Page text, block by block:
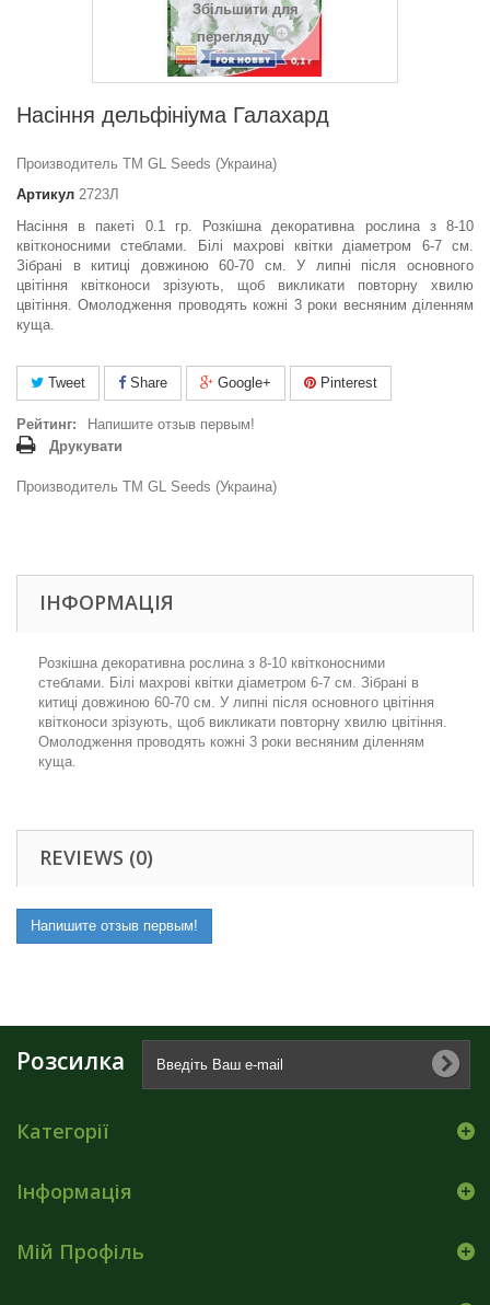
Збільшити для
перегляду
Насіння дельфініума Галахард
Производитель ТМ GL Seeds (Украина)
Артикул 2723Л
Насіння в пакеті 0.1 гр. Розкішна декоративна рослина з 8-10
квітконосними стеблами. Білі махрові квітки діаметром 6-7 см.
Зібрані в китиці довжиною 60-70 см. У липні після основного
цвітіння квітконоси зрізують, щоб викликати повторну хвилю
цвітіння. Омолодження проводять кожні 3 роки весняним діленням
куща.
Tweet Share Google+ Pinterest
Рейтинг:
Напишите отзыв первым!
Друкувати
Производитель ТМ GL Seeds (Украина)
ІНФОРМАЦІЯ
Розкішна декоративна рослина з 8-10 квітконосними
стеблами. Білі махрові квітки діаметром 6-7 см. Зібрані в
китиці довжиною 60-70 см. У липні після основного цвітіння
квітконоси зрізують, щоб викликати повторну хвилю цвітіння.
Омолодження проводять кожні 3 роки весняним діленням
куща.
REVIEWS (0)
Напишите отзыв первым!
Розсилка
Категорії
Інформація
Мій Профіль